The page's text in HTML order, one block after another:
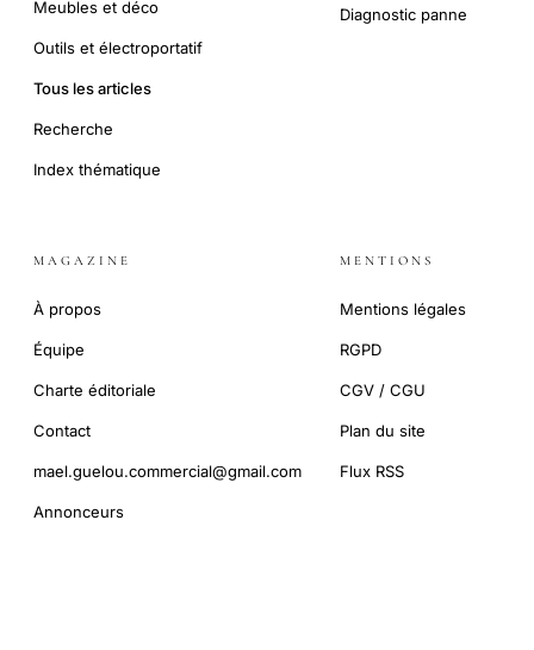
Meubles et déco
Outils et électroportatif
Tous les articles
Recherche
Index thématique
Diagnostic panne
MAGAZINE
À propos
Équipe
Charte éditoriale
Contact
mael.guelou.commercial@gmail.com
Annonceurs
MENTIONS
Mentions légales
RGPD
CGV / CGU
Plan du site
Flux RSS